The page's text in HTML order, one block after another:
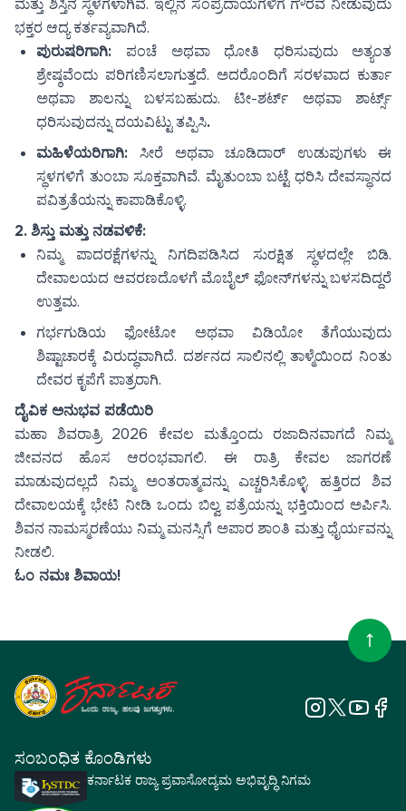
ಮತ್ತು ಶಿಸ್ತಿನ ಸ್ಥಳಗಳಾಗಿವೆ. ಇಲ್ಲಿನ ಸಂಪ್ರದಾಯಗಳಿಗೆ ಗೌರವ ನೀಡುವುದು
ಭಕ್ತರ ಆದ್ಯ ಕರ್ತವ್ಯವಾಗಿದೆ.
ಪುರುಷರಿಗಾಗಿ: ಪಂಚೆ ಅಥವಾ ಧೋತಿ ಧರಿಸುವುದು ಅತ್ಯಂತ
ಶ್ರೇಷ್ಠವೆಂದು ಪರಿಗಣಿಸಲಾಗುತ್ತದೆ. ಅದರೊಂದಿಗೆ ಸರಳವಾದ ಕುರ್ತಾ
ಅಥವಾ ಶಾಲನ್ನು ಬಳಸಬಹುದು. ಟೀ-ಶರ್ಟ್ ಅಥವಾ ಶಾರ್ಟ್ಸ್
ಧರಿಸುವುದನ್ನು ದಯವಿಟ್ಟು ತಪ್ಪಿಸಿ.
ಮಹಿಳೆಯರಿಗಾಗಿ:
ಸೀರೆ ಅಥವಾ ಚೂಡಿದಾರ್ ಉಡುಪುಗಳು ಈ
ಸ್ಥಳಗಳಿಗೆ ತುಂಬಾ ಸೂಕ್ತವಾಗಿವೆ. ಮೈತುಂಬಾ ಬಟ್ಟೆ ಧರಿಸಿ ದೇವಸ್ಥಾನದ
ಪವಿತ್ರತೆಯನ್ನು ಕಾಪಾಡಿಕೊಳ್ಳಿ.
2. ಶಿಸ್ತು ಮತ್ತು ನಡವಳಿಕೆ:
ನಿಮ್ಮ ಪಾದರಕ್ಷೆಗಳನ್ನು ನಿಗದಿಪಡಿಸಿದ ಸುರಕ್ಷಿತ ಸ್ಥಳದಲ್ಲೇ ಬಿಡಿ.
ದೇವಾಲಯದ ಆವರಣದೊಳಗೆ ಮೊಬೈಲ್ ಫೋನ್‌ಗಳನ್ನು ಬಳಸದಿದ್ದರೆ
ಉತ್ತಮ.
ಗರ್ಭಗುಡಿಯ ಫೋಟೋ ಅಥವಾ ವಿಡಿಯೋ ತೆಗೆಯುವುದು
ಶಿಷ್ಟಾಚಾರಕ್ಕೆ ವಿರುದ್ಧವಾಗಿದೆ. ದರ್ಶನದ ಸಾಲಿನಲ್ಲಿ ತಾಳ್ಮೆಯಿಂದ ನಿಂತು
ದೇವರ ಕೃಪೆಗೆ ಪಾತ್ರರಾಗಿ.
ದೈವಿಕ ಅನುಭವ ಪಡೆಯಿರಿ
ಮಹಾ ಶಿವರಾತ್ರಿ 2026 ಕೇವಲ ಮತ್ತೊಂದು ರಜಾದಿನವಾಗದೆ ನಿಮ್ಮ
ಜೀವನದ ಹೊಸ ಆರಂಭವಾಗಲಿ. ಈ ರಾತ್ರಿ ಕೇವಲ ಜಾಗರಣೆ
ಮಾಡುವುದಲ್ಲದೆ ನಿಮ್ಮ ಅಂತರಾತ್ಮವನ್ನು ಎಚ್ಚರಿಸಿಕೊಳ್ಳಿ. ಹತ್ತಿರದ ಶಿವ
ದೇವಾಲಯಕ್ಕೆ ಭೇಟಿ ನೀಡಿ ಒಂದು ಬಿಲ್ವ ಪತ್ರೆಯನ್ನು ಭಕ್ತಿಯಿಂದ ಅರ್ಪಿಸಿ.
ಶಿವನ ನಾಮಸ್ಮರಣೆಯು ನಿಮ್ಮ ಮನಸ್ಸಿಗೆ ಅಪಾರ ಶಾಂತಿ ಮತ್ತು ಧೈರ್ಯವನ್ನು
ನೀಡಲಿ.
ಓಂ ನಮಃ ಶಿವಾಯ!
ಸಂಬಂಧಿತ ಕೊಂಡಿಗಳು
ಕರ್ನಾಟಕ ರಾಜ್ಯ ಪ್ರವಾಸೋದ್ಯಮ ಅಭಿವೃದ್ಧಿ ನಿಗಮ